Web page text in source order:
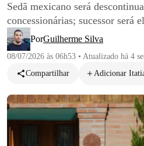
Sedã mexicano será
concessionárias; sucessor será
PorGuilherme Silva
08/07/2026 às 06h53 • Atualizado há 4
Compartilhar
Adicionar